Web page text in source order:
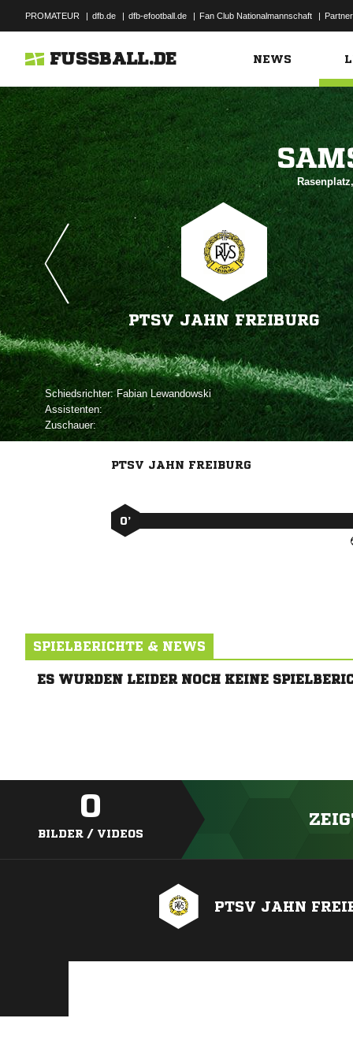
PROMATEUR | dfb.de | dfb-efootball.de | Fan Club Nationalmannschaft | Partner
FUSSBALL.DE NEWS
PTSV JAHN FREIBURG
Schiedsrichter:  
Assistenten:
Zuschauer:
PTSV JAHN FREIBURG
0’
SPIELBERICHTE & NEWS
ES WURDEN LEIDER NOCH KEINE
0
BILDER / VIDEOS
PTSV JAHN